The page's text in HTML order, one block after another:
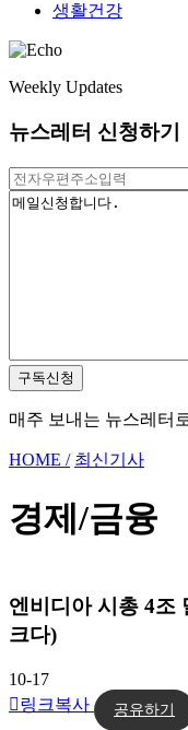
생활건강
Weekly Updates
뉴스레터 신청하기
구독신청
매주 보내는 뉴스레터
HOME / 최신기사
경제/금융
엔비디아 시총 4조
크다)
10-17
링크복사
공유하기